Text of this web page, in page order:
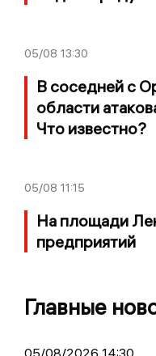
05/08 13:30
В соседней с
области
Что известно?
05/08 11:15
На площади
предприятий
Главные